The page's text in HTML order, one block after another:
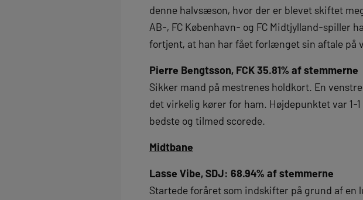
denne halvsæson, hvor der er blevet skiftet
AB-, FC København- og FC Midtjylland-spiller
fortjent, at han har fået forlænget sin aftale på
Pierre Bengtsson, FCK 35.81% af stemmerne
Sikker mand på mestrenes holdkort. En
det virkelig kører for ham. Højdepunktet var 1-1
bedste og tilmed scorede.
Midtbane
Lasse Vibe, SDJ: 68.94% af stemmerne
Startede foråret som indskifter på grund af en